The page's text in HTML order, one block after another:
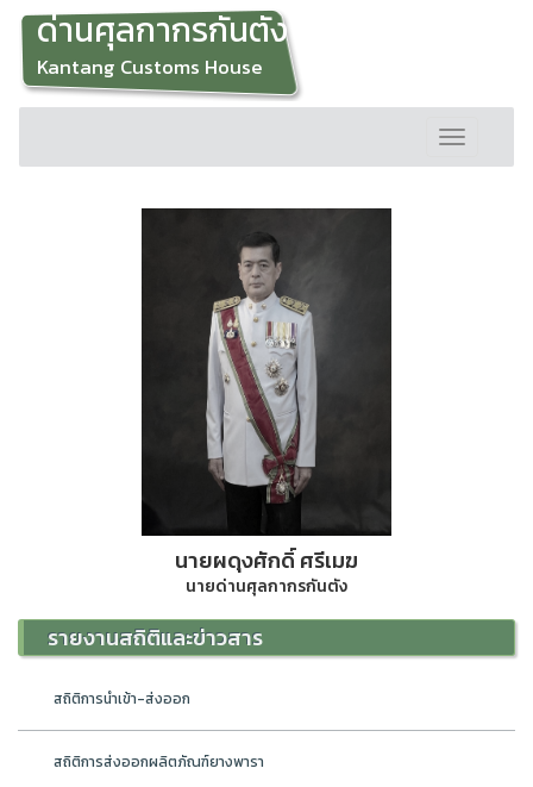
ด่านศุลกากรกันตัง
Kantang Customs House
Toggle
navigation
นายผดุงศักดิ์ ศรีเมฆ
นายด่านศุลกากรกันตัง
รายงานสถิติและข่าวสาร
สถิติการนำเข้า-ส่งออก
สถิติการส่งออกผลิตภัณฑ์ยางพารา